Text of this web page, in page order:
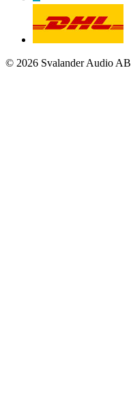
© 2026 Svalander Audio AB